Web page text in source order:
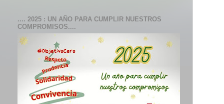
.... 2025 : UN AÑO PARA CUMPLIR NUESTROS
COMPROMISOS....